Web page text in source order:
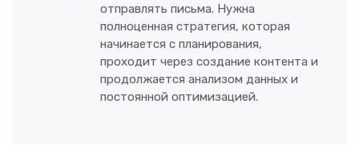
отправлять письма. Нужна
полноценная стратегия, которая
начинается с планирования,
проходит через создание контента и
продолжается анализом данных и
постоянной оптимизацией.